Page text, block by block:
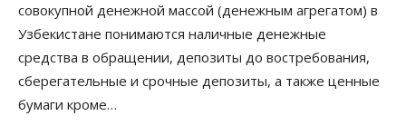
совокупной денежной массой (денежным агрегатом) в
Узбекистане понимаются наличные денежные
средства в обращении, депозиты до востребования,
сберегательные и срочные депозиты, а также ценные
бумаги кроме…